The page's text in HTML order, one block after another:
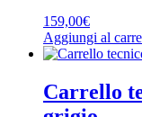
159,00€
Aggiungi al
Carrello